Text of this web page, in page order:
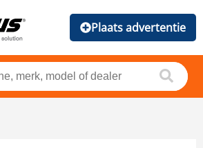
Plaats advertentie